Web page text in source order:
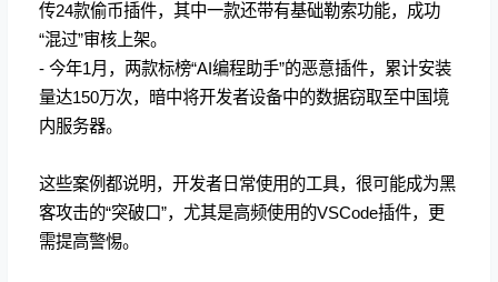
传24款偷币插件，其中一款还带有基础勒索功能，成功
“混过”审核上架。
- 今年1月，两款标榜“AI编程助手”的恶意插件，累计安装
量达150万次，暗中将开发者设备中的数据窃取至中国境
内服务器。
这些案例都说明，开发者日常使用的工具，很可能成为黑
客攻击的“突破口”，尤其是高频使用的VSCode插件，更
需提高警惕。